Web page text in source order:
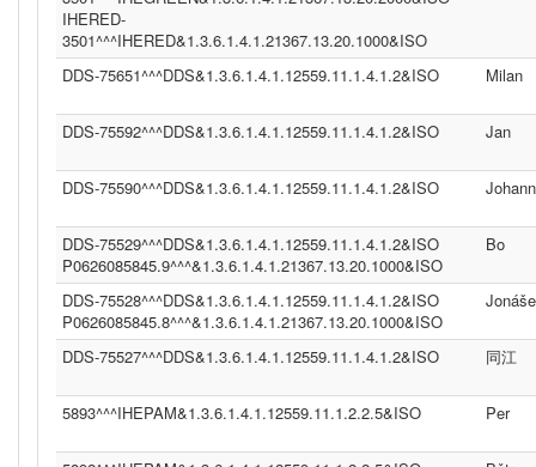
IHERED-
3501^^^IHERED&1.3.6.1.4.1.21367.13.20.1000&ISO
DDS-75651^^^DDS&1.3.6.1.4.1.12559.11.1.4.1.2&ISO Milan
DDS-75592^^^DDS&1.3.6.1.4.1.12559.11.1.4.1.2&ISO Jan
DDS-75590^^^DDS&1.3.6.1.4.1.12559.11.1.4.1.2&ISO
DDS-75529^^^DDS&1.3.6.1.4.1.12559.11.1.4.1.2&ISO
P0626085845.9^^^&1.3.6.1.4.1.21367.13.20.1000&ISO
Bo
DDS-75528^^^DDS&1.3.6.1.4.1.12559.11.1.4.1.2&ISO
P0626085845.8^^^&1.3.6.1.4.1.21367.13.20.1000&ISO
DDS-75527^^^DDS&1.3.6.1.4.1.12559.11.1.4.1.2&ISO 同江
5893^^^IHEPAM&1.3.6.1.4.1.12559.11.1.2.2.5&ISO Per